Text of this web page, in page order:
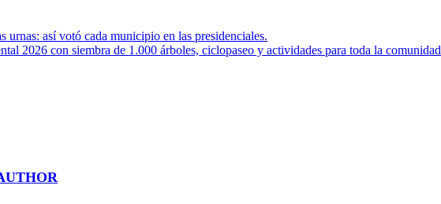
urnas: así votó cada municipio en las presidenciales.
2026 con siembra de 1.000 árboles, ciclopaseo y actividades para toda la comunidad